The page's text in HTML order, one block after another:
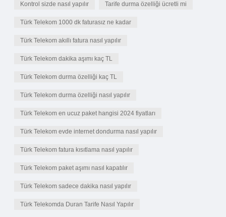
Kontrol sizde nasıl yapılır Tarife durma özelliği ücretli mi
Türk Telekom 1000 dk faturasız ne kadar
Türk Telekom akıllı fatura nasıl yapılır
Türk Telekom dakika aşımı kaç TL
Türk Telekom durma özelliği kaç TL
Türk Telekom durma özelliği nasıl yapılır
Türk Telekom en ucuz paket hangisi 2024 fiyatları
Türk Telekom evde internet dondurma nasıl yapılır
Türk Telekom fatura kısıtlama nasıl yapılır
Türk Telekom paket aşımı nasıl kapatılır
Türk Telekom sadece dakika nasıl yapılır
Türk Telekomda Duran Tarife Nasıl Yapılır